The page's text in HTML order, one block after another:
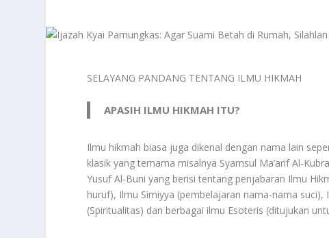
SELAYANG PANDANG TENTANG ILMU HIKMAH
APASIH ILMU HIKMAH ITU?
Ilmu hikmah biasa juga dikenal dengan nama lain
klasik yang ternama misalnya Syamsul Ma’arif Al-
Yusuf Al-Buni yang berisi tentang penjabaran Ilmu
huruf), Ilmu Simiyya (pembelajaran nama-nama
(Spiritualitas) dan berbagai ilmu Esoteris (ditujukan